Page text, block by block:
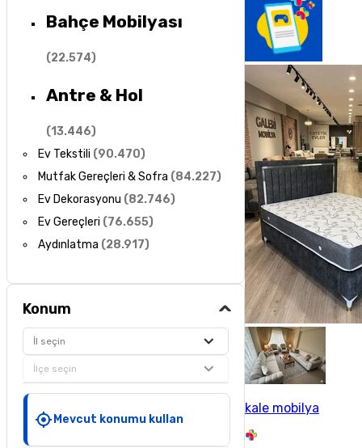
Bahçe Mobilyası
(22.574)
Antre & Hol
(13.446)
Ev Tekstili (90.470)
Mutfak Gereçleri & Sofra (84.227)
Ev Dekorasyonu (82.746)
Ev Gereçleri (76.655)
Aydınlatma (28.917)
Konum
İl seçin
İlçe seçin
Mevcut konumu kullan
kale mobilya